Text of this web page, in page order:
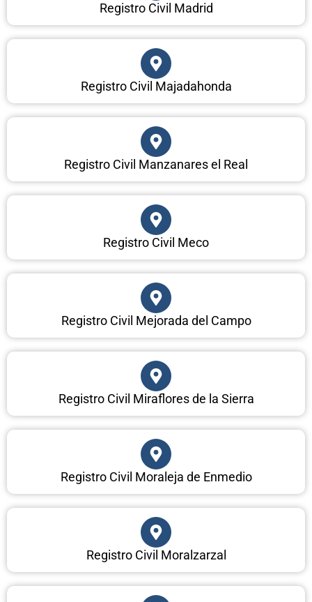
Registro Civil Madrid
Registro Civil Majadahonda
Registro Civil Manzanares el Real
Registro Civil Meco
Registro Civil Mejorada del Campo
Registro Civil Miraflores de la Sierra
Registro Civil Moraleja de Enmedio
Registro Civil Moralzarzal